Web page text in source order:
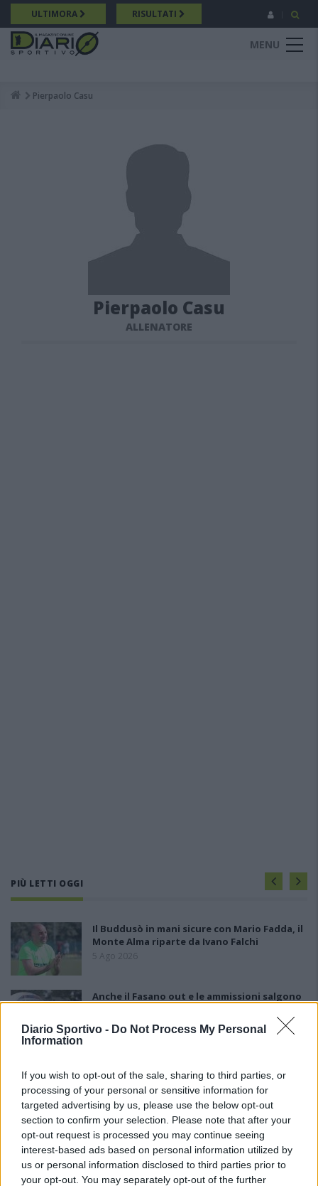
Diario Sportivo - Do Not Process My Personal
Information
If you wish to opt-out of the sale, sharing to third parties, or
processing of your personal or sensitive information for
targeted advertising by us, please use the below opt-out
section to confirm your selection. Please note that after your
opt-out request is processed you may continue seeing
interest-based ads based on personal information utilized by
us or personal information disclosed to third parties prior to
your opt-out. You may separately opt-out of the further
Salta
al
contenuto
principale
ULTIMORA RISULTATI
MENU
Breadcrumb
Pierpaolo Casu
Pierpaolo Casu
ALLENATORE
PIÙ LETTI OGGI
Il Buddusò in mani sicure con Mario Fadda, il
Monte Alma riparte da Ivano Falchi
5 Ago 2026
Anche il Fasano out e le ammissioni salgono
ripescate
5 Ago 2026
di finale con i derby di Gallura, Barbagia e
Ogliastra
5 Ago 2026
Coppa Italia: gli accoppiamenti dei 16esimi di
finale con i derby a Cagliari, Sassari e
Macomer
5 Ago 2026